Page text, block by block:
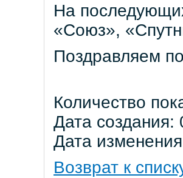
На
«Союз»,
Поздравляем
Количество
Дата
Дата
Возврат к